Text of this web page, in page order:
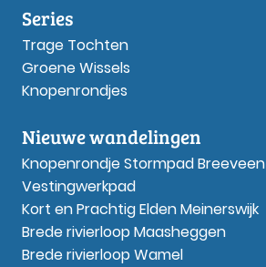
Series
Trage Tochten
Groene Wissels
Knopenrondjes
Nieuwe wandelingen
Knopenrondje Stormpad Breeveen
Vestingwerkpad
Kort en Prachtig Elden Meinerswijk
Brede rivierloop Maasheggen
Brede rivierloop Wamel